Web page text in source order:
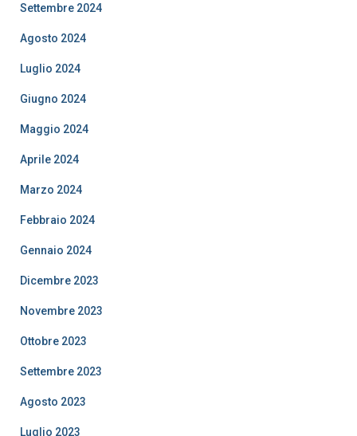
Settembre 2024
Agosto 2024
Luglio 2024
Giugno 2024
Maggio 2024
Aprile 2024
Marzo 2024
Febbraio 2024
Gennaio 2024
Dicembre 2023
Novembre 2023
Ottobre 2023
Settembre 2023
Agosto 2023
Luglio 2023